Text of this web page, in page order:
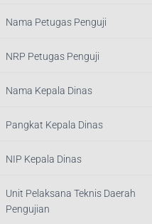
Nama Petugas Penguji
NRP Petugas Penguji
Nama Kepala Dinas
Pangkat Kepala Dinas
NIP Kepala Dinas
Unit Pelaksana Teknis Daerah
Pengujian